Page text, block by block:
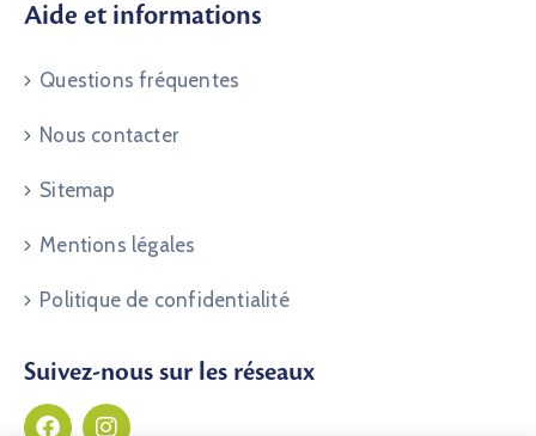
Aide et informations
Questions fréquentes
Nous contacter
Sitemap
Mentions légales
Politique de confidentialité
Suivez-nous sur les réseaux